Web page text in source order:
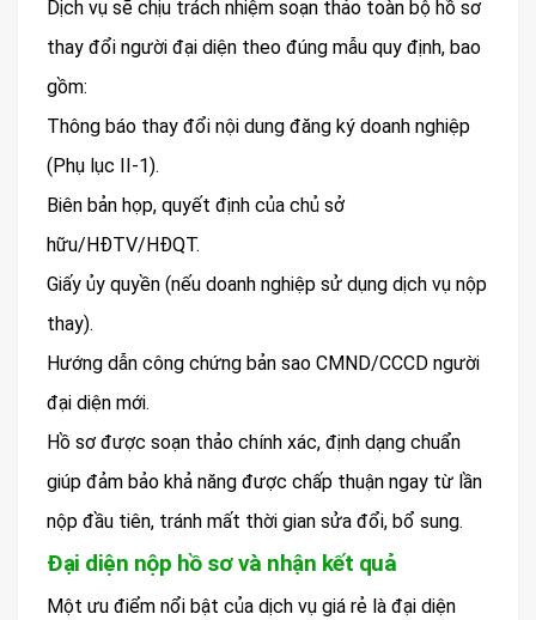
Dịch vụ sẽ chịu trách nhiệm soạn thảo toàn bộ hồ sơ
thay đổi người đại diện theo đúng mẫu quy định, bao
gồm:
Thông báo thay đổi nội dung đăng ký doanh nghiệp
(Phụ lục II-1).
Biên bản họp, quyết định của chủ sở
hữu/HĐTV/HĐQT.
Giấy ủy quyền (nếu doanh nghiệp sử dụng dịch vụ nộp
thay).
Hướng dẫn công chứng bản sao CMND/CCCD người
đại diện mới.
Hồ sơ được soạn thảo chính xác, định dạng chuẩn
giúp đảm bảo khả năng được chấp thuận ngay từ lần
nộp đầu tiên, tránh mất thời gian sửa đổi, bổ sung.
Đại diện nộp hồ sơ và nhận kết quả
Một ưu điểm nổi bật của dịch vụ giá rẻ là đại diện